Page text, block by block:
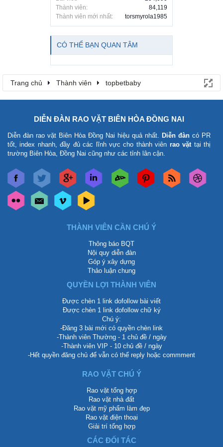
Thành viên:
84,119
Thành viên mới nhất:
torsmyrola1985
CÓ THỂ BẠN QUAN TÂM
Trang chủ Thành viên topbetbaby
DIỄN ĐÀN RAO VẶT BIÊN HÒA ĐỒNG NAI
Diễn đàn rao vặt Biên Hòa Đồng Nai hiệu quả nhất. Diễn đàn có PR
tốt, index nhanh, đầy đủ các lĩnh vực cho thành viên rao vặttại thị
trường Biên Hòa, Đồng Nai cũng như các tỉnh lân cận.
THÀNH VIÊN CẦN CHÚ Ý
Thông báo BQT
Nội quy diễn đàn
Góp ý xây dựng
Thảo luận chung
QUYỀN LỢI THÀNH VIÊN
Được chèn 1 link dofollow bài viết
Được chèn 1 link dofollow chữ ký
Chú ý:
-Đăng 3 bài mới có quyền chèn link
-Thành viên Thường - 1 chủ đề / ngày
-Thành viên VIP - 10 chủ đề / ngày
-Hết quyền đăng chủ để vẫn có thể reply hoặc commment
RAO VẶT CHÚ Ý
Rao vặt tổng hợp
Rao vặt nhà đất
Rao vặt mỹ phẩm làm đẹp
Rao vặt điện thoại
Giải trí tổng hợp
CÁC ĐỐI TÁC